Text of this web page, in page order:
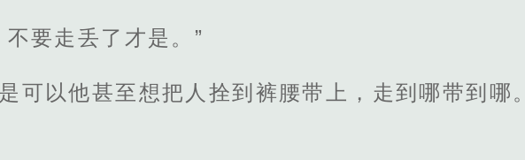
要走丢了才是。”
可以他甚至想把人拴到裤腰带上，走到哪带到哪。